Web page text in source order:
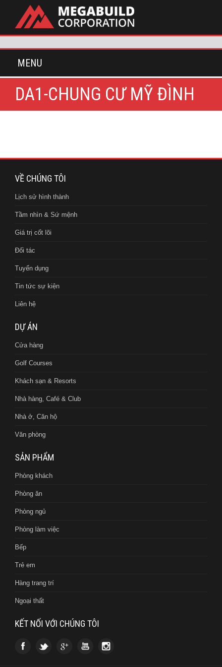
MENU
DA1-CHUNG CƯ MỸ ĐÌNH
VỀ CHÚNG TÔI
Lịch sử hình thành
Tầm nhìn & Sứ mệnh
Giá trị cốt lõi
Đối tác
Tuyển dụng
Tin tức sự kiện
Liên hệ
DỰ ÁN
Cửa hàng
Golf Courses
Khách sạn & Resorts
Nhà hàng, Café & Club
Nhà ở, Căn hộ
Văn phòng
SẢN PHẨM
Phòng khách
Phòng ăn
Phòng ngủ
Phòng làm việc
Bếp
Trẻ em
Hàng trang trí
Ngoại thất
KẾT NỐI VỚI CHÚNG TÔI